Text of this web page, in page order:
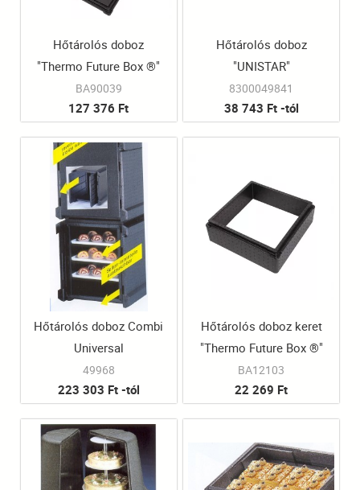
Hőtárolós doboz
"Thermo Future Box ®"
Midi
BA90039
127 376 Ft
Hőtárolós doboz
"UNISTAR"
8300049841
38 743 Ft -tól
Hőtárolós doboz Combi
Universal
49968
223 303 Ft -tól
Hőtárolós doboz keret
"Thermo Future Box ®"
Midi
BA12103
22 269 Ft